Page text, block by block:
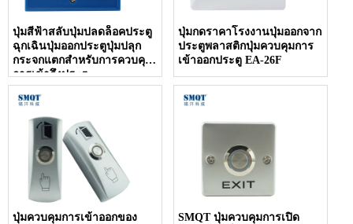
ปุ่มสีฟ้าสลับปุ่มปลดล็อคประตู
ฉุกเฉินปุ่มออกประตูปุ่มปลุก
กระจกแตกสำหรับการควบคุม
การเข้าถึงประตู
ปุ่มกดราคาโรงงานปุ่มออกจาก
ประตูพลาสติกปุ่มควบคุมการ
เข้าออกประตู EA-26F
ปุ่มควบคุมการเข้าออกของ
SMQT ปุ่มควบคุมการเปิด